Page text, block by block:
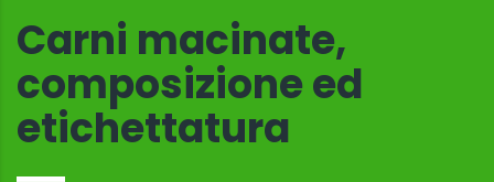
Carni macinate,
composizione ed
etichettatura